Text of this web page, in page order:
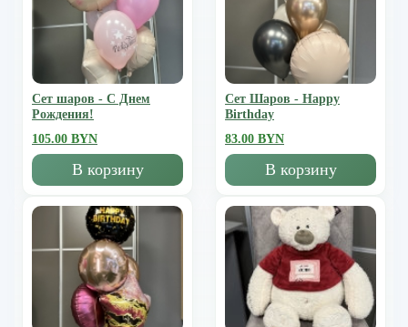
Сет шаров - С Днем
Рождения!
105.00 BYN
В корзину
Сет Шаров - Happy
Birthday
83.00 BYN
В корзину